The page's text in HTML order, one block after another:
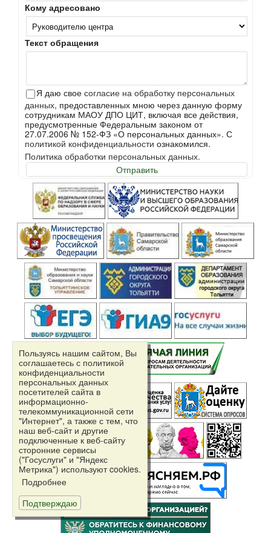
Кому адресовано
Текст обращения
Я даю свое согласие на обработку персональных
данных, предоставленных мною через данную форму
сотрудникам МАОУ ДПО ЦИТ, включая все действия,
предусмотренные Федеральным законом от
27.07.2006 № 152-ФЗ «О персональных данных». С
политикой конфиденциальности ознакомился.
Политика обработки персональных данных.
Независимая
оценка качества
Пользуясь нашим сайтом, Вы
соглашаетесь с политикой
конфиденциальности
персональных данных
посетителей сайта в
информационно-
телекоммуникационной сети
"Интернет", а также с тем, что
наш веб-сайт и другие
подключенные к веб-сайту
сторонние сервисы
("Госуслуги" и "Яндекс
Метрика") используют cookies.
Подробнее
Подтверждаю